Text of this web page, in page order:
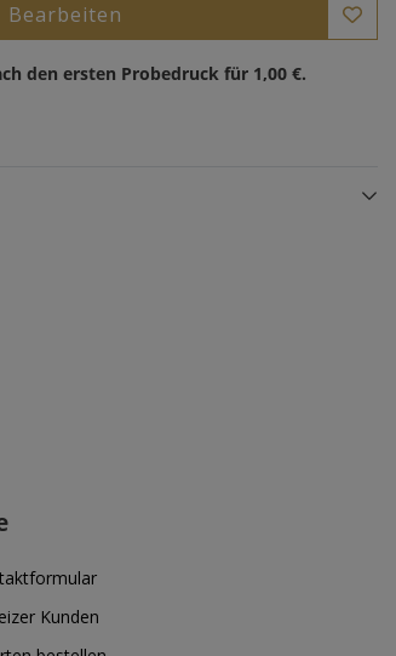
Bearbeiten
den ersten Probedruck für 1,00 €.
Kunden